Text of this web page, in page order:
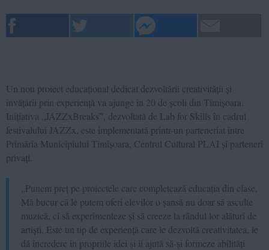
Un nou proiect educațional dedicat dezvoltării creativității și
învățării prin experiență va ajunge în 20 de școli din Timișoara.
Inițiativa „JAZZxBreaks”, dezvoltată de Lab for Skills în cadrul
festivalului JAZZx, este implementată printr-un parteneriat între
Primăria Municipiului Timișoara, Centrul Cultural PLAI și parteneri
privați.
Punem preț pe proiectele care completează educația din clase
Mă bucur că le putem oferi elevilor o șansă nu doar să asculte
muzică , ci să experimenteze și să creeze la rândul lor alături de
artiști . Este un tip de experiență care le dezvoltă creativitatea , le
dă încredere în propriile idei și îi ajută să-și formeze abilități